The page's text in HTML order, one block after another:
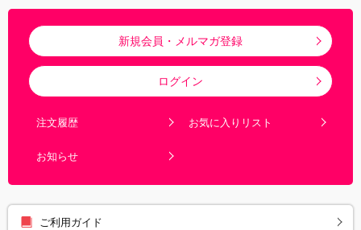
新規会員・メルマガ登録
ログイン
注文履歴 お気に入りリスト
お知らせ
ご利用ガイド